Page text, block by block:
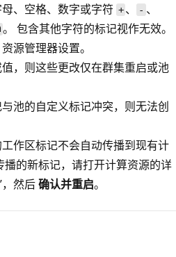
、空格、数字或字符 + 、 - 、
。 包含其他字符的标记视作无效。
源管理器设置。
，则这些更改仅在群集重启或池
池的自定义标记冲突，则无法创
作区标记不会自动传播到现有计
的新标记，请打开计算资源的详
，然后确认并重启。